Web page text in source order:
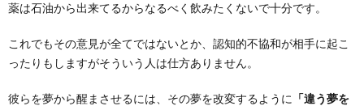
薬は石油から出来てるからなるべく飲みたくないで十分です。
これでもその意見が全てではないとか、認知的不協和が相手に起こ
ったりもしますがそういう人は仕方ありません。
彼らを夢から醒まさせるには、その夢を改変するように 「違う夢を